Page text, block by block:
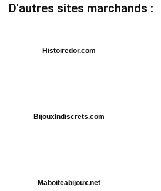
D'autres sites marchands :
Histoiredor.com
BijouxIndiscrets.com
Maboiteabijoux.net